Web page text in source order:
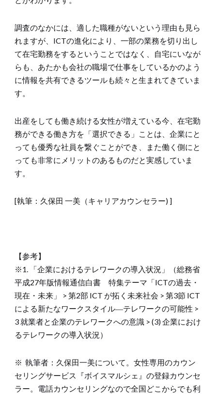
調査のなかには、適した職種がないという理由も見ら
れますが、ICTの進化により、一部の業務を切り出し
て在宅勤務をするということではなく、自宅にいなが
らも、あたかも会社の職場で仕事をしているかのよう
に情報を共有できるツールも続々と生まれてきていま
す。
出産をしても働き続ける女性が増えている今、在宅勤
務ができる働き方を「選択できる」ことは、企業にと
っても優秀な社員を繋ぐことができ、また働く側にと
っても非常にメリットのあるものだと実感していま
す。
[執筆：久保田 一美（キャリアカウンセラー) ]
【参考】
※1. 「企業におけるテレワークの導入状況」（総務省
平成27年版情報通信白書 特集テーマ「ICTの過去・
現在・未来」 > 第2部 ICT が拓く未来社会 > 第3節 ICT
による新たなワークスタイル―テレワークの可能性 >
3 就業者と企業のテレワークへの意識 > (3) 企業におけ
るテレワークの導入状況）
※ 執筆者：久保田一美について。女性専用のカウン
セリングサービス『ボイスマルシェ』の登録カウンセ
ラー。電話カウンセリングなので全国どこからでも利